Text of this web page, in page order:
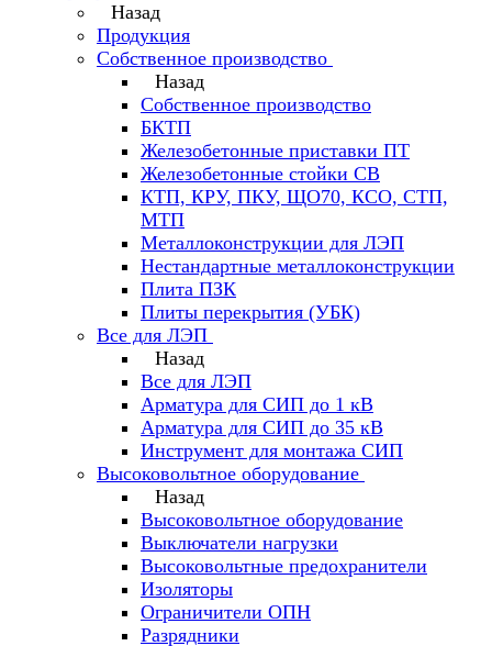
Назад
Продукция
Собственное производство
Назад
Собственное производство
БКТП
Железобетонные приставки ПТ
Железобетонные стойки СВ
КТП, КРУ, ПКУ, ЩО70, КСО, СТП,
МТП
Металлоконструкции для ЛЭП
Нестандартные металлоконструкции
Плита ПЗК
Плиты перекрытия (УБК)
Все для ЛЭП
Назад
Все для ЛЭП
Арматура для СИП до 1 кВ
Арматура для СИП до 35 кВ
Инструмент для монтажа СИП
Высоковольтное оборудование
Назад
Высоковольтное оборудование
Выключатели нагрузки
Высоковольтные предохранители
Изоляторы
Ограничители ОПН
Разрядники